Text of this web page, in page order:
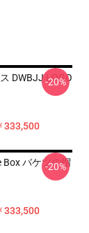
DWBJJ LOGO
333,500
-20%
Box バケツの帽
333,500
-20%